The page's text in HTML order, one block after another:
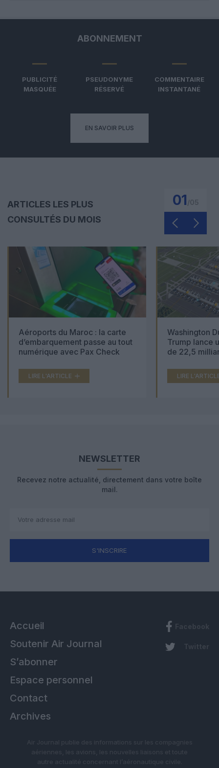
ABONNEMENT
PUBLICITÉ
MASQUÉE
PSEUDONYME
RÉSERVÉ
COMMENTAIRE
INSTANTANÉ
EN SAVOIR PLUS
ARTICLES LES PLUS
CONSULTÉS DU MOIS
01
Aéroports du Maroc : la carte
d’embarquement passe au tout
numérique avec Pax Check
LIRE L'ARTICLE
Washington
Trump lance
de 22,5
LIRE
NEWSLETTER
Recevez notre actualité, directement dans votre boîte
mail.
S'INSCRIRE
Accueil
Soutenir Air Journal
S’abonner
Espace personnel
Contact
Archives